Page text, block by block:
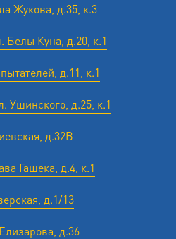
Жукова, д.35, к.3
Куна, д.20, к.1
д.11, к.1
Ушинского, д.25, к.1
д.32В
Гашека, д.4, к.1
д.1/13
д.36